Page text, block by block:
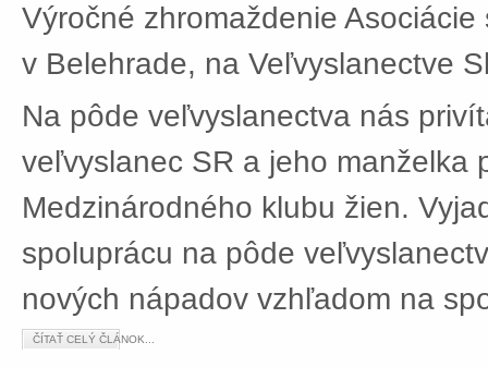
Výročné zhromaždenie
v Belehrade, na Veľvyslanectve
Na pôde veľvyslanectva nás
veľvyslanec SR a jeho manželka
Medzinárodného klubu žien.
spoluprácu na pôde
nových nápadov vzhľadom na
ČÍTAŤ CELÝ ČLÁNOK...